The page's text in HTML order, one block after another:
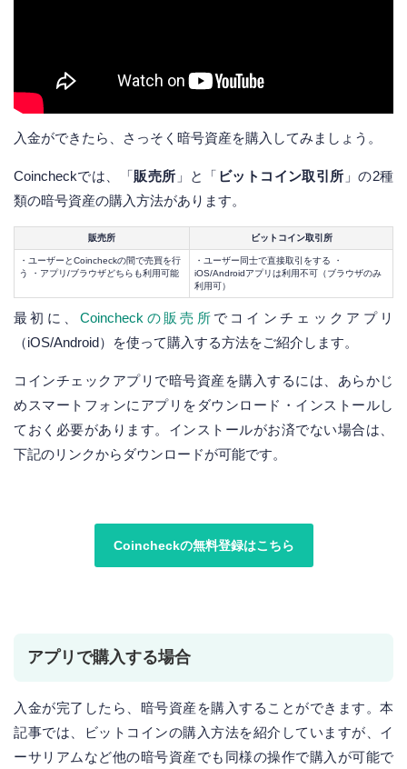
入金ができたら、さっそく暗号資産を購入してみましょう。
Coincheckでは、「販売所 」と「 ビットコイン取引所 」の2種
類の暗号資産の購入方法があります。
販売所 ビットコイン取引所
・ユーザーとCoincheckの間で売買を行
う ・アプリ/ブラウザどちらも利用可能
・ユーザー同士で直接取引をする ・
iOS/Androidアプリは利用不可（ブラウザのみ
利用可）
最初に、Coincheckの販売所 でコインチェックアプリ
（iOS/Android）を使って購入する方法をご紹介します。
コインチェックアプリで暗号資産を購入するには、あらかじ
めスマートフォンにアプリをダウンロード・インストールし
ておく必要があります。インストールがお済でない場合は、
下記のリンクからダウンロードが可能です。
Coincheckの無料登録はこちら
アプリで購入する場合
入金が完了したら、暗号資産を購入することができます。本
記事では、ビットコインの購入方法を紹介していますが、イ
ーサリアムなど他の暗号資産でも同様の操作で購入が可能で